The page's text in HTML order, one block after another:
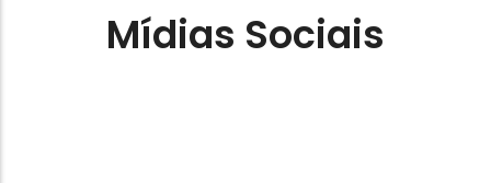
Mídias Sociais